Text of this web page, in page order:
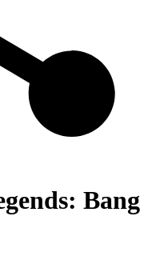
Bang